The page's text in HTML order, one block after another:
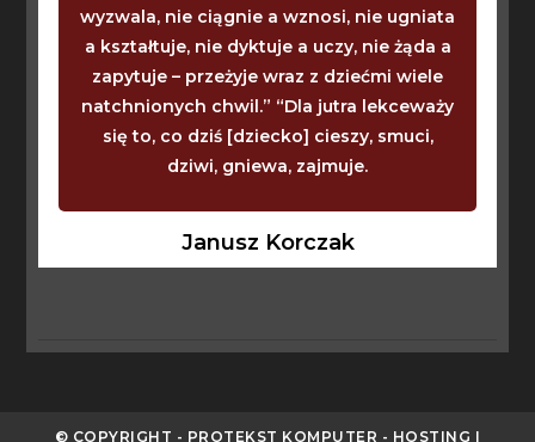
wyzwala, nie ciągnie a wznosi, nie ugniata
a kształtuje, nie dyktuje a uczy, nie żąda a
zapytuje – przeżyje wraz z dziećmi wiele
natchnionych chwil.” “Dla jutra lekceważy
się to, co dziś [dziecko] cieszy, smuci,
dziwi, gniewa, zajmuje.
Janusz Korczak
© COPYRIGHT - PROTEKST KOMPUTER - HOSTING I